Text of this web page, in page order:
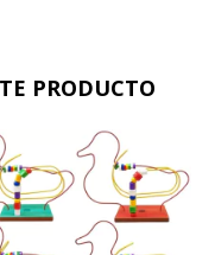
PRODUCTO